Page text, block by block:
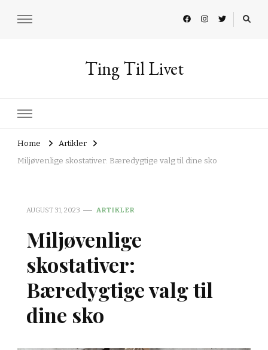
Ting Til Livet
Home
Artikler
Miljøvenlige skostativer: Bæredygtige valg til dine sko
AUGUST 31, 2023 ARTIKLER
Miljøvenlige
skostativer:
Bæredygtige valg til
dine sko